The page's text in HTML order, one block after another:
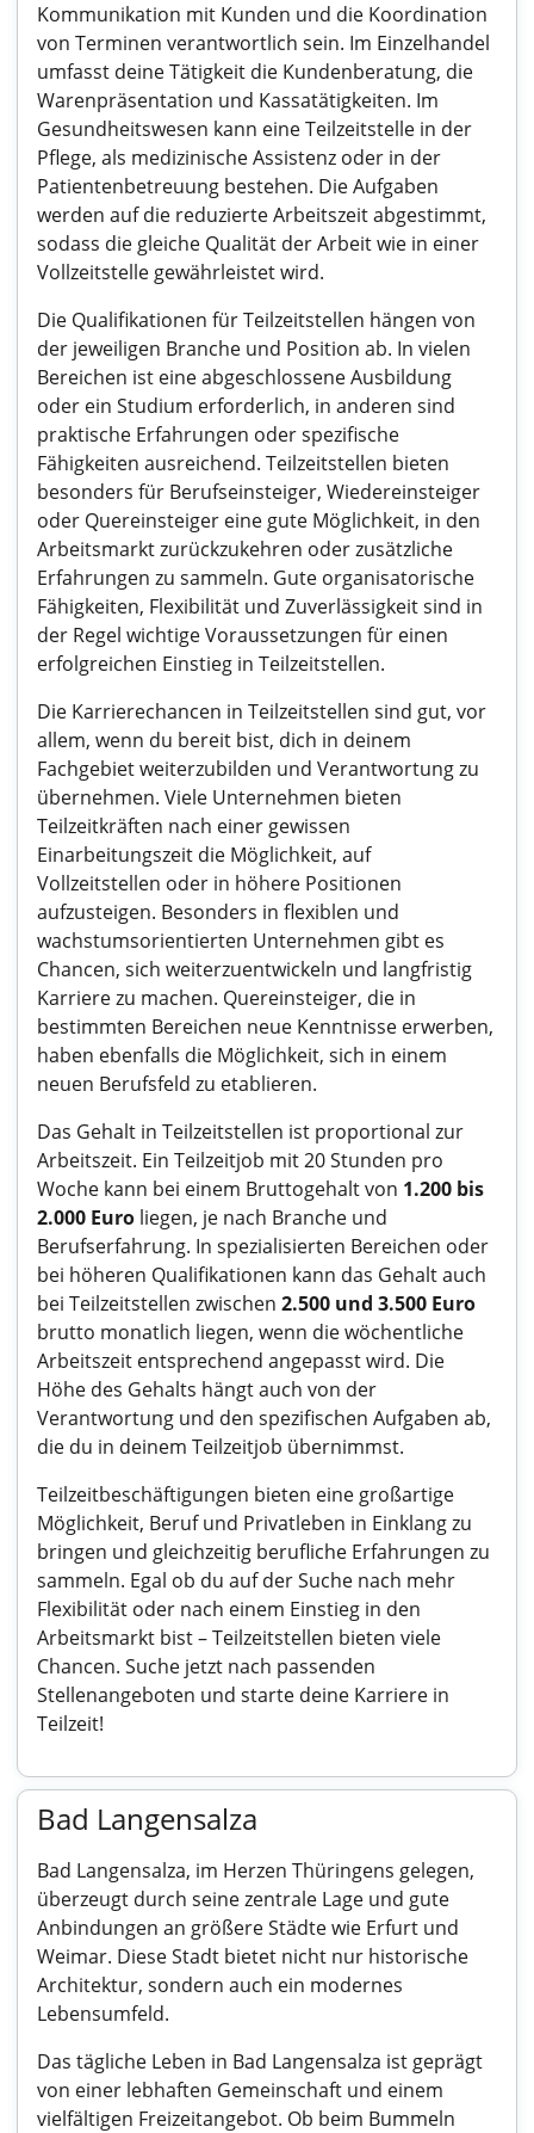
Kommunikation mit Kunden und die Koordination
von Terminen verantwortlich sein. Im Einzelhandel
umfasst deine Tätigkeit die Kundenberatung, die
Warenpräsentation und Kassatätigkeiten. Im
Gesundheitswesen kann eine Teilzeitstelle in der
Pflege, als medizinische Assistenz oder in der
Patientenbetreuung bestehen. Die Aufgaben
werden auf die reduzierte Arbeitszeit abgestimmt,
sodass die gleiche Qualität der Arbeit wie in einer
Vollzeitstelle gewährleistet wird.
Die Qualifikationen für Teilzeitstellen hängen von
der jeweiligen Branche und Position ab. In vielen
Bereichen ist eine abgeschlossene Ausbildung
oder ein Studium erforderlich, in anderen sind
praktische Erfahrungen oder spezifische
Fähigkeiten ausreichend. Teilzeitstellen bieten
besonders für Berufseinsteiger, Wiedereinsteiger
oder Quereinsteiger eine gute Möglichkeit, in den
Arbeitsmarkt zurückzukehren oder zusätzliche
Erfahrungen zu sammeln. Gute organisatorische
Fähigkeiten, Flexibilität und Zuverlässigkeit sind in
der Regel wichtige Voraussetzungen für einen
erfolgreichen Einstieg in Teilzeitstellen.
Die Karrierechancen in Teilzeitstellen sind gut, vor
allem, wenn du bereit bist, dich in deinem
Fachgebiet weiterzubilden und Verantwortung zu
übernehmen. Viele Unternehmen bieten
Teilzeitkräften nach einer gewissen
Einarbeitungszeit die Möglichkeit, auf
Vollzeitstellen oder in höhere Positionen
aufzusteigen. Besonders in flexiblen und
wachstumsorientierten Unternehmen gibt es
Chancen, sich weiterzuentwickeln und langfristig
Karriere zu machen. Quereinsteiger, die in
bestimmten Bereichen neue Kenntnisse erwerben,
haben ebenfalls die Möglichkeit, sich in einem
neuen Berufsfeld zu etablieren.
Das Gehalt in Teilzeitstellen ist proportional zur
Arbeitszeit. Ein Teilzeitjob mit 20 Stunden pro
Woche kann bei einem Bruttogehalt von 1.200 bis
2.000 Euro liegen, je nach Branche und
Berufserfahrung. In spezialisierten Bereichen oder
bei höheren Qualifikationen kann das Gehalt auch
bei Teilzeitstellen zwischen 2.500 und 3.500 Euro
brutto monatlich liegen, wenn die wöchentliche
Arbeitszeit entsprechend angepasst wird. Die
Höhe des Gehalts hängt auch von der
Verantwortung und den spezifischen Aufgaben ab,
die du in deinem Teilzeitjob übernimmst.
Teilzeitbeschäftigungen bieten eine großartige
Möglichkeit, Beruf und Privatleben in Einklang zu
bringen und gleichzeitig berufliche Erfahrungen zu
sammeln. Egal ob du auf der Suche nach mehr
Flexibilität oder nach einem Einstieg in den
Arbeitsmarkt bist – Teilzeitstellen bieten viele
Chancen. Suche jetzt nach passenden
Stellenangeboten und starte deine Karriere in
Teilzeit!
Bad Langensalza
Bad Langensalza, im Herzen Thüringens gelegen,
überzeugt durch seine zentrale Lage und gute
Anbindungen an größere Städte wie Erfurt und
Weimar. Diese Stadt bietet nicht nur historische
Architektur, sondern auch ein modernes
Lebensumfeld.
Das tägliche Leben in Bad Langensalza ist geprägt
von einer lebhaften Gemeinschaft und einem
vielfältigen Freizeitangebot. Ob beim Bummeln